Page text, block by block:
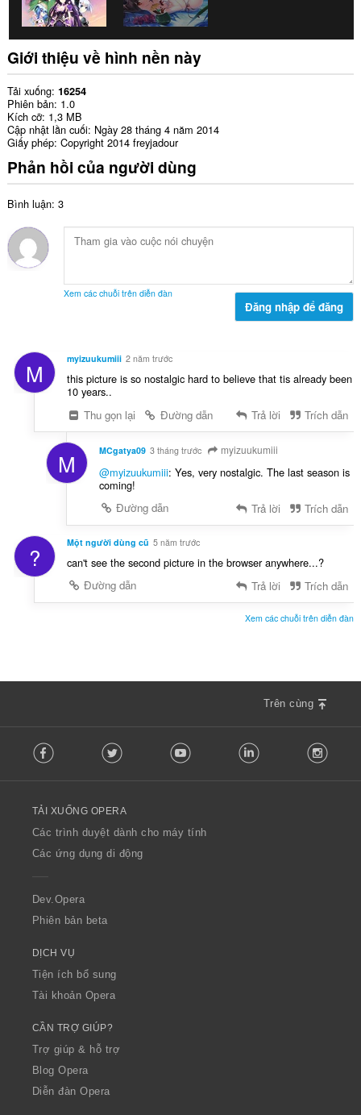
Giới thiệu về hình nền này
Tải xuống 16254
Phiên bản 1.0
Kích cỡ 1,3 MB
Cập nhật lần cuối Ngày 28 tháng 4 năm 2014
Giấy phép Copyright 2014 freyjadour
Phản hồi của người dùng
Bình luận: 3
Xem các chuỗi trên diễn đàn
Đăng nhập để đăng
M myizuukumiii 2 năm trước
this picture is so nostalgic hard to believe that tis already been
10 years..
Thu gọn lại
Đường dẫn Trả lời Trích dẫn
M MCgatya09 3 tháng trước myizuukumiii
@myizuukumiii: Yes, very nostalgic. The last season is
coming!
Đường dẫn
Trả lời Trích dẫn
? Một người dùng cũ 5 năm trước
can't see the second picture in the browser anywhere...?
Đường dẫn
Trả lời Trích dẫn
Xem các chuỗi trên diễn đàn
Trên cùng
o
w
O
p
a
Facebook Twitter Youtube LinkedIn
TẢI XUỐNG OPERA
Các trình duyệt dành cho máy tính
Các ứng dụng di động
Dev.Opera
Phiên bản beta
DỊCH VỤ
Tiện ích bổ sung
Tài khoản Opera
CẦN TRỢ GIÚP?
Trợ giúp & hỗ trợ
Blog Opera
Diễn đàn Opera